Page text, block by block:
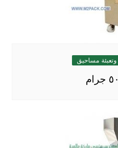
وتعبئة مساحيق